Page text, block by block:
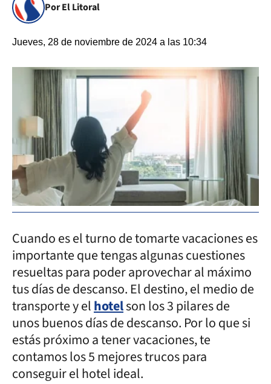
Por El Litoral
Jueves, 28 de noviembre de 2024 a las 10:34
Cuando es el turno de tomarte vacaciones es
importante que tengas algunas cuestiones
resueltas para poder aprovechar al máximo
tus días de descanso. El destino, el medio de
transporte y elhotelson los 3 pilares de
unos buenos días de descanso. Por lo que si
estás próximo a tener vacaciones, te
contamos los 5 mejores trucos para
conseguir el hotel ideal.